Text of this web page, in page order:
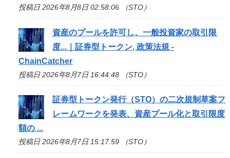
投稿日 2026年8月8日 02:58:06 （STO）
資産のプールを許可し、一般投資家の取引限
度...｜証券型トークン, 政策法規 -
ChainCatcher
投稿日 2026年8月7日 16:44:48 （STO）
証券型トークン発行（STO）の二次規制草案フ
レームワークを発表、資産プール化と取引限度
額の ...
投稿日 2026年8月7日 15:17:59 （STO）